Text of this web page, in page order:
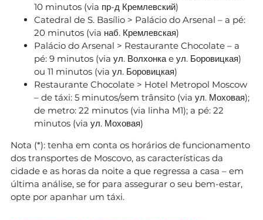
10 minutos (via пр-д Кремлевский)
Catedral de S. Basílio > Palácio do Arsenal – a pé:
20 minutos (via наб. Кремлевская)
Palácio do Arsenal > Restaurante Chocolate – a
pé: 9 minutos (via ул. Волхонка e ул. Боровицкая)
ou 11 minutos (via ул. Боровицкая)
Restaurante Chocolate > Hotel Metropol Moscow
– de táxi: 5 minutos/sem trânsito (via ул. Моховая);
de metro: 22 minutos (via linha M1); a pé: 22
minutos (via ул. Моховая)
Nota (*): tenha em conta os horários de funcionamento
dos transportes de Moscovo, as características da
cidade e as horas da noite a que regressa a casa – em
última análise, se for para assegurar o seu bem-estar,
opte por apanhar um táxi.